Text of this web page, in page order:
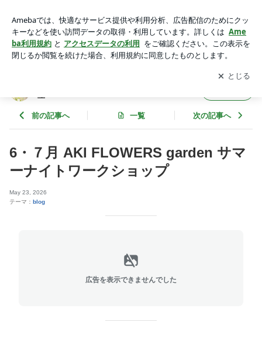
Relax with flowers ＊ AKI FLOWERS @ 国立
アプリをダウンロードして ブログの更新通知
を受け取りまし
ょう。
開く
立
前の記事へ 一覧 次の記事へ
6・７月 AKI FLOWERS garden サマ
ーナイトワークショップ
May 23, 2026
テーマ： blog
広告を表示できませんでした